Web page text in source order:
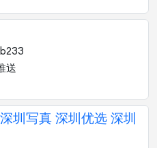
送
圳写真 深圳优选 深圳